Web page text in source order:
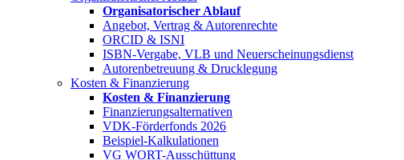
Organisatorischer Ablauf
Angebot, Vertrag & Autorenrechte
ORCID & ISNI
ISBN-Vergabe, VLB und Neuerscheinungsdienst
Autorenbetreuung & Drucklegung
Kosten & Finanzierung
Kosten & Finanzierung
Finanzierungsalternativen
VDK-Förderfonds 2026
Beispiel-Kalkulationen
VG WORT-Ausschüttung